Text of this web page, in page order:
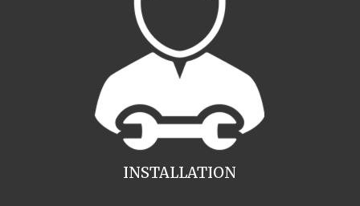
INSTALLATION